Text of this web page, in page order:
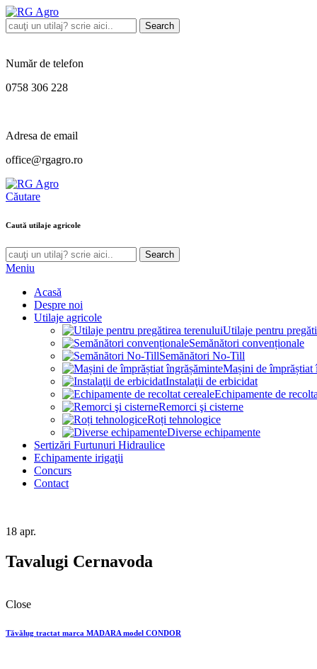
Search
Număr de telefon
0758 306 228
Adresa de email
office@rgagro.ro
Căutare
Caută utilaje agricole
Search
Meniu
Acasă
Despre noi
Utilaje agricole
Utilaje pentru
Semănători convenționale
Semănători No-Till
Mașini de împrăștiat
Instalaţii de erbicidat
Echipamente de
Remorci şi cisterne
Roți tehnologice
Diverse echipamente
Sertizări Furtunuri Hidraulice
Echipamente irigaţii
Concurs
Contact
18 apr.
Tavalugi Cernavoda
Close
Tăvălug tractat marca MADARA model CONDOR